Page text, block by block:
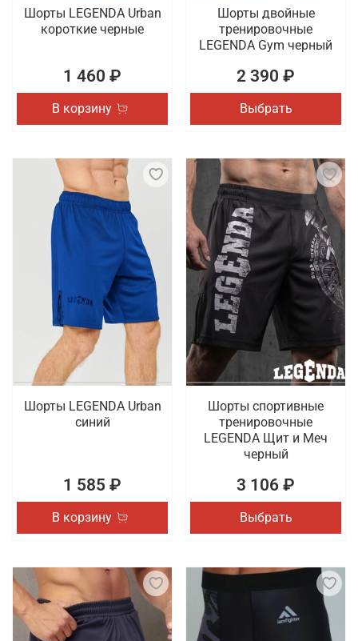
Шорты LEGENDA Urban
короткие черные
1 460 ₽
В корзину
Шорты двойные
тренировочные
LEGENDA Gym черный
2 390 ₽
Выбрать
Шорты LEGENDA Urban
синий
1 585 ₽
В корзину
Шорты спортивные
тренировочные
LEGENDA Щит и Меч
черный
3 106 ₽
Выбрать